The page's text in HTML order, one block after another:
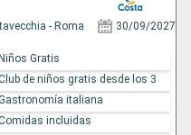
- Roma 30/09/2027
Gratis
de niños gratis desde los 3
italiana
incluidas